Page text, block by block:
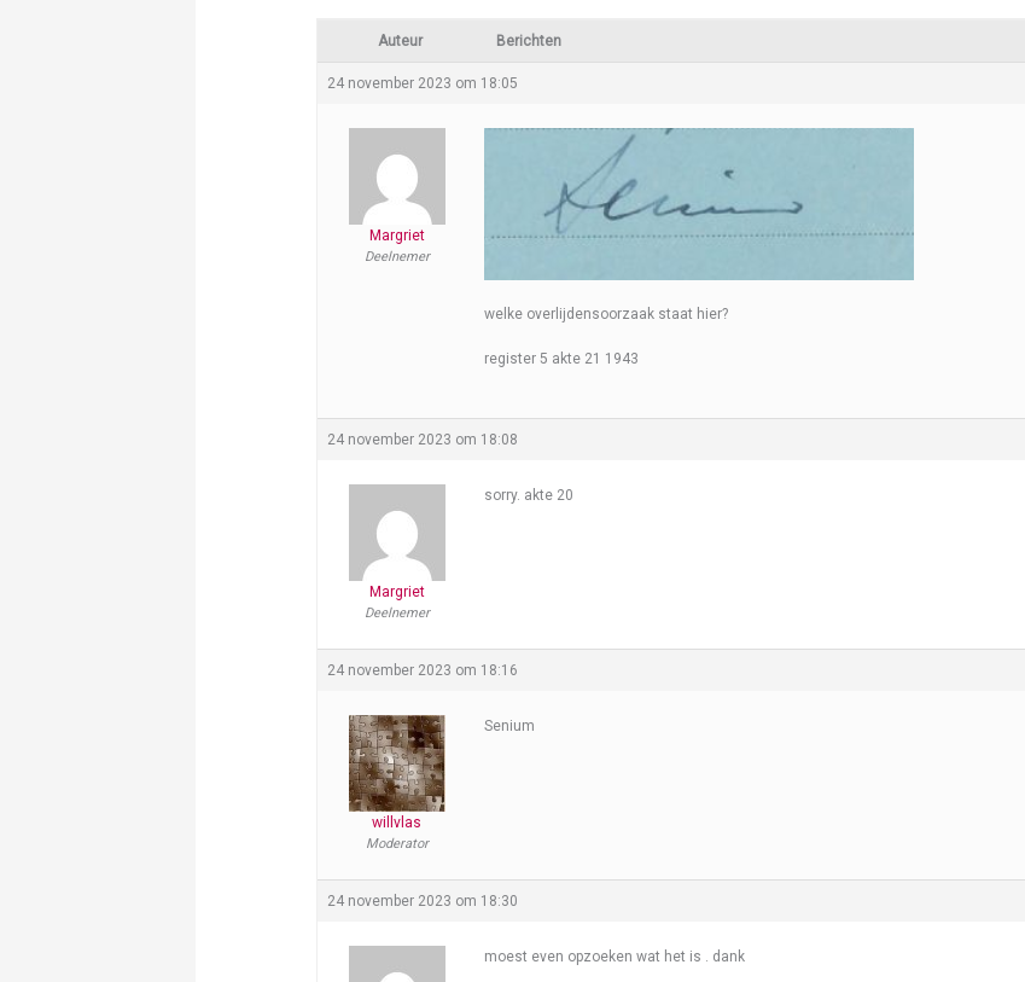
Auteur Berichten
24 november 2023 om 18:05
Margriet
Deelnemer
welke overlijdensoorzaak staat hier?
register 5 akte 21 1943
24 november 2023 om 18:08
Margriet
Deelnemer
sorry. akte 20
24 november 2023 om 18:16
willvlas
Moderator
Senium
24 november 2023 om 18:30
moest even opzoeken wat het is . dank